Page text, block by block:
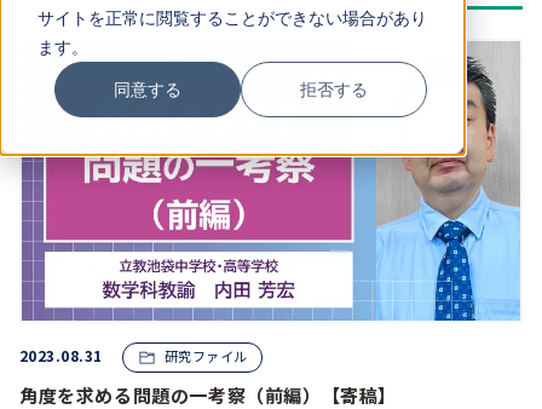
サイトを正常に閲覧することができない場合があり
ます。
同意する 拒否する
2023.08.31 研究ファイル
角度を求める問題の一考察（前編）【寄稿】